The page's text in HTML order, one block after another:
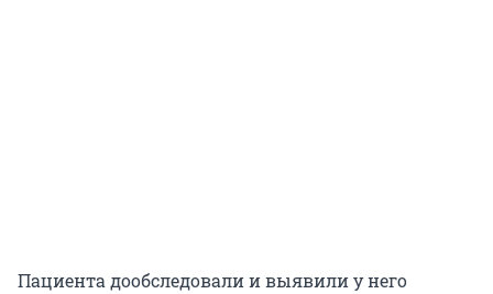
Пациента дообследовали и выявили у него